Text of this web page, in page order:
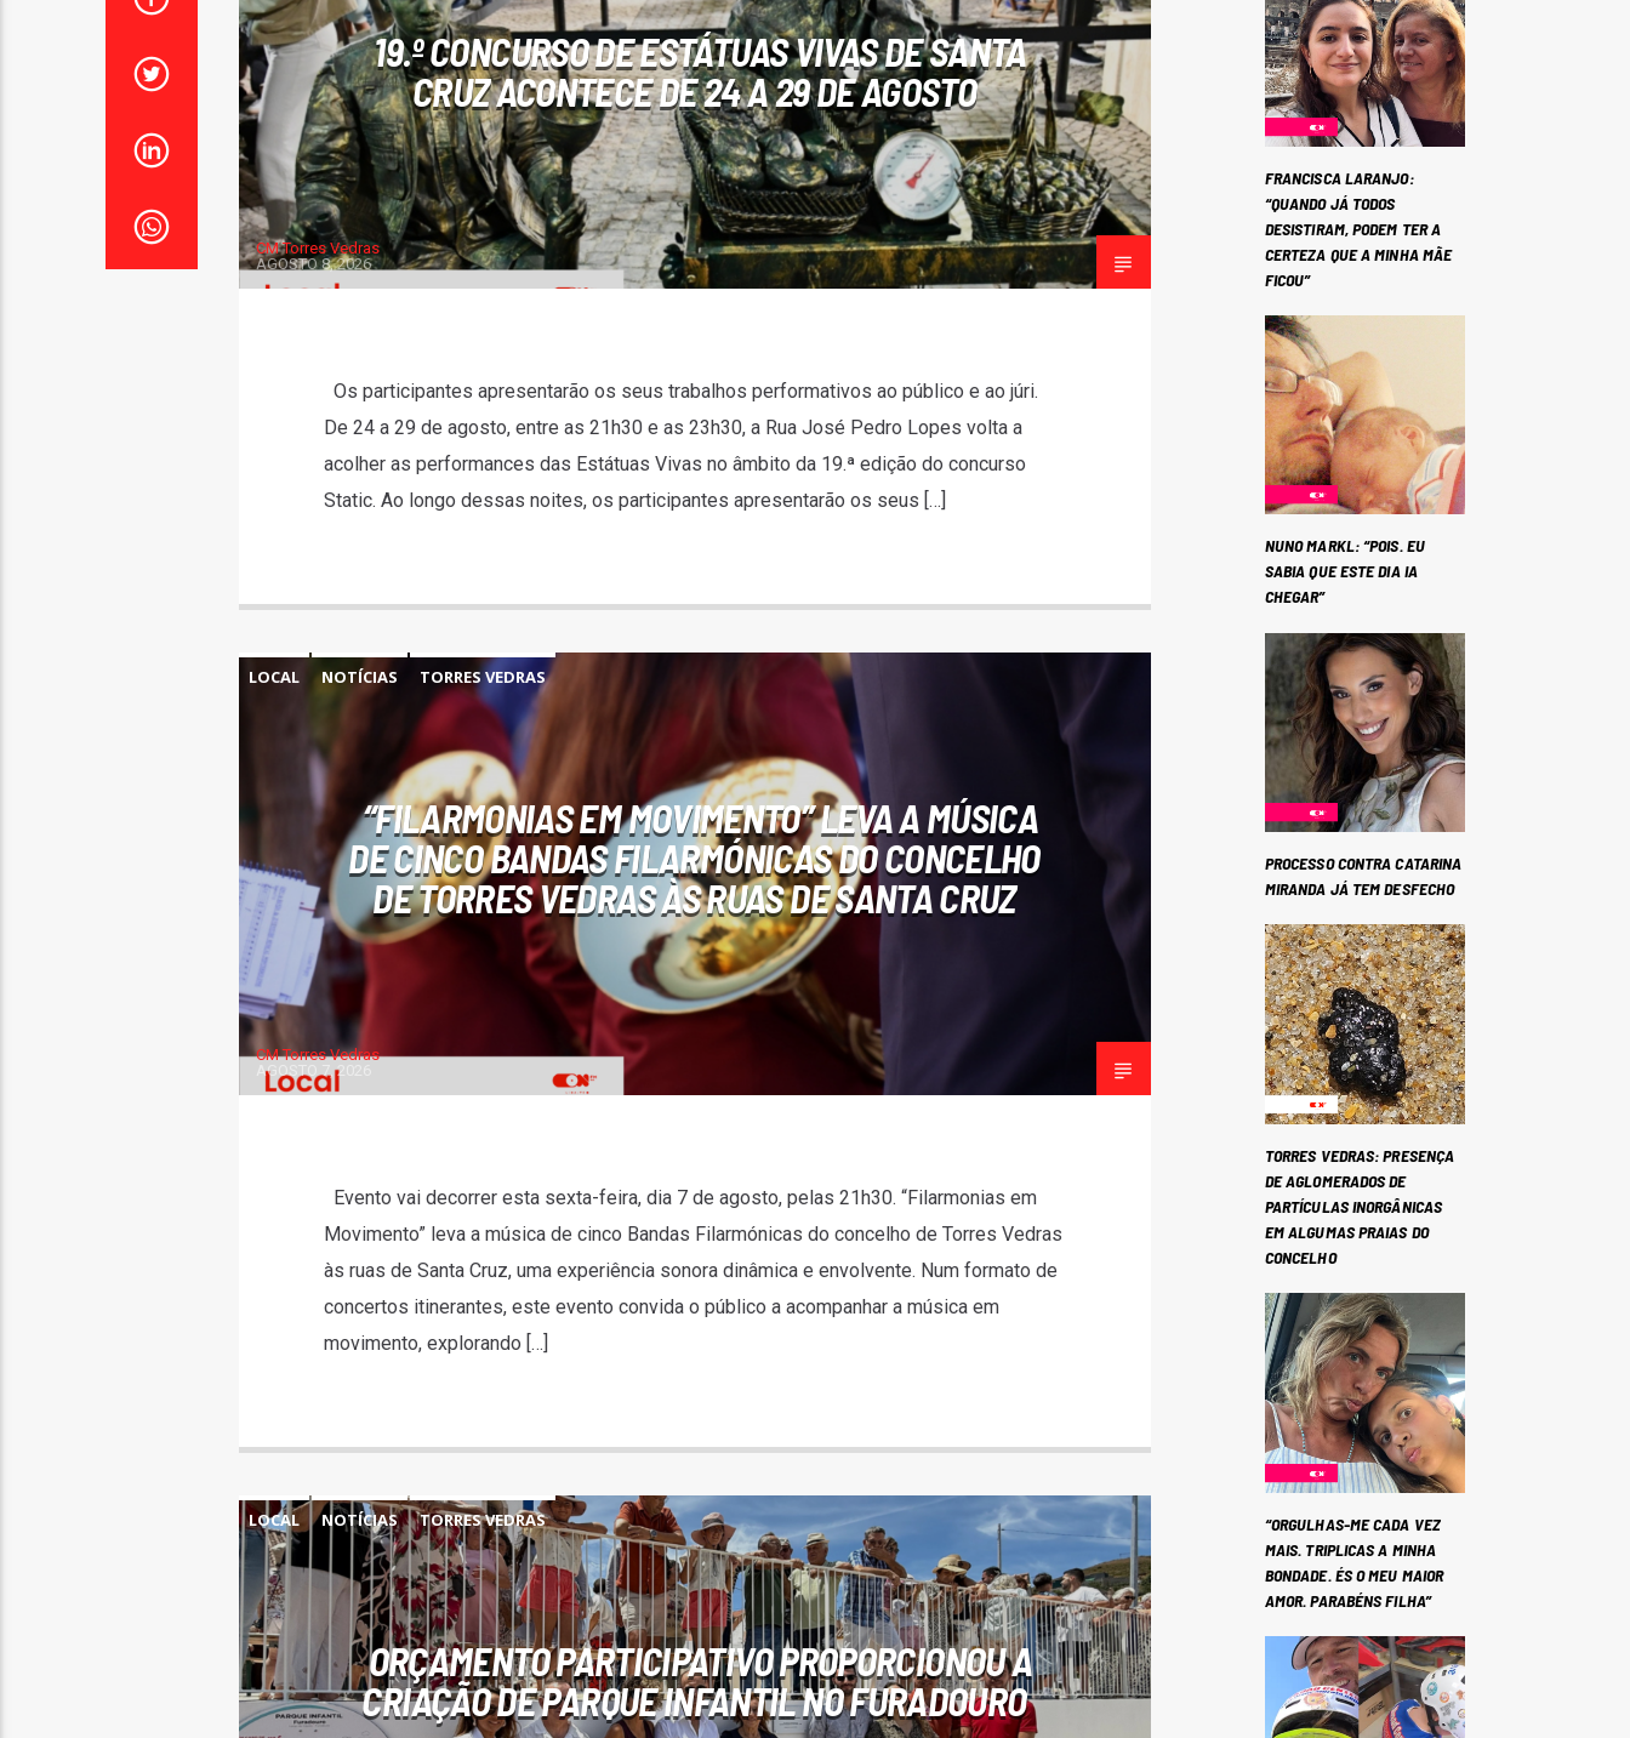
19.º CONCURSO DE ESTÁTUAS VIVAS DE SANTA
CRUZ ACONTECE DE 24 A 29 DE AGOSTO
CM Torres Vedras
AGOSTO 8, 2026
Os participantes apresentarão os seus trabalhos performativos ao público e ao júri.
De 24 a 29 de agosto, entre as 21h30 e as 23h30, a Rua José Pedro Lopes volta a
acolher as performances das Estátuas Vivas no âmbito da 19.ª edição do concurso
Static. Ao longo dessas noites, os participantes apresentarão os seus […]
LOCAL NOTÍCIAS TORRES VEDRAS
“FILARMONIAS EM MOVIMENTO” LEVA A MÚSICA
DE CINCO BANDAS FILARMÓNICAS DO CONCELHO
DE TORRES VEDRAS ÀS RUAS DE SANTA CRUZ
CM Torres Vedras
AGOSTO 7, 2026
Evento vai decorrer esta sexta-feira, dia 7 de agosto, pelas 21h30. “Filarmonias em
Movimento” leva a música de cinco Bandas Filarmónicas do concelho de Torres Vedras
às ruas de Santa Cruz, uma experiência sonora dinâmica e envolvente. Num formato de
concertos itinerantes, este evento convida o público a acompanhar a música em
movimento, explorando […]
LOCAL NOTÍCIAS TORRES VEDRAS
ORÇAMENTO PARTICIPATIVO PROPORCIONOU A
CRIAÇÃO DE PARQUE INFANTIL NO FURADOURO
FRANCISCA LARANJO:
“QUANDO JÁ TODOS
DESISTIRAM, PODEM TER A
CERTEZA QUE A MINHA MÃE
FICOU”
NUNO MARKL: “POIS. EU
SABIA QUE ESTE DIA IA
CHEGAR”
PROCESSO CONTRA CATARINA
MIRANDA JÁ TEM DESFECHO
TORRES VEDRAS: PRESENÇA
DE AGLOMERADOS DE
PARTÍCULAS INORGÂNICAS
EM ALGUMAS PRAIAS DO
CONCELHO
“ORGULHAS-ME CADA VEZ
MAIS. TRIPLICAS A MINHA
BONDADE. ÉS O MEU MAIOR
AMOR. PARABÉNS FILHA”